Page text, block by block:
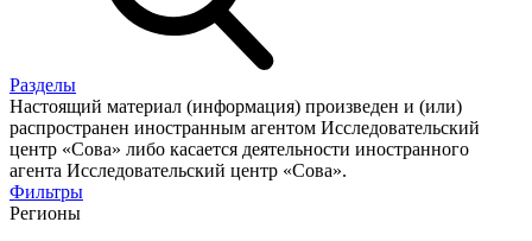
Разделы
Настоящий материал (информация) произведен и (или)
распространен иностранным агентом Исследовательский
центр «Сова» либо касается деятельности иностранного
агента Исследовательский центр «Сова».
Фильтры
Регионы